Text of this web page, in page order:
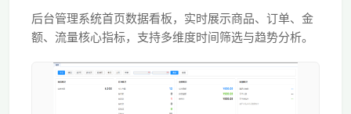
后台管理系统首页数据看板，实时展示商品、订单、金
额、流量核心指标，支持多维度时间筛选与趋势分析。